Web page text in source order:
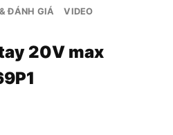
ĐÁNH GIÁ VIDEO
20V max